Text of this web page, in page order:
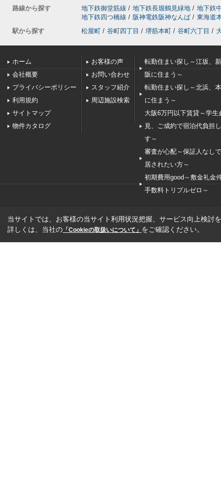
路線から探す 地下鉄御堂筋線 / 地下鉄長堀鶴見緑地 / 地下鉄
地下鉄四つ橋線 / 阪神電鉄阪神なんば / 東海道
駅から探す
松屋町 / 谷町四丁目 / 堺筋本町 / 谷町六丁目 /
ホーム
会社概要
プライバシーポリシー
利用規約
サイトマップ
物件カタログ
お客様の声
お問い合わせ
スタッフ紹介
周辺施設検索
転勤住まい探し～江坂、
阪に住まう～
転勤住まい探し～北浜、
に住まう～
大阪6万円以下賃貸～学生
見、ご成約で宿泊代負担
す～
審査が心配～保証人なし
居されたい方～
初期費用good～敷金礼金
手数料トリプルゼロ～
当サイトでは、お客様の当サイト利用状況把握、サービス向上検討
詳しくは、当社の 「Cookieの取扱いについて」 をご確認ください。